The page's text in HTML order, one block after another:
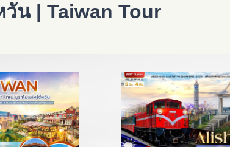
น | Taiwan Tour